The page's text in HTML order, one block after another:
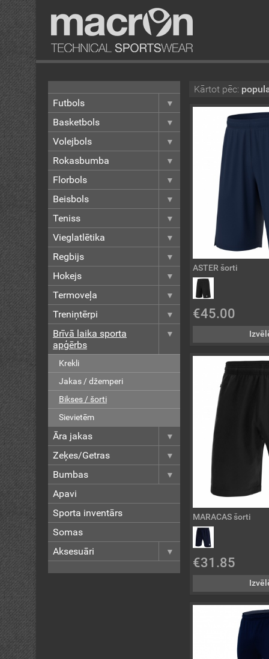
Futbols
Basketbols
Volejbols
Rokasbumba
Florbols
Beisbols
Teniss
Vieglatlētika
Regbijs
Hokejs
Termoveļa
Treniņtērpi
Brīvā laika sporta
apģērbs
Krekli
Jakas / džemperi
Bikses / šorti
Sievietēm
Āra jakas
Zeķes/Getras
Bumbas
Apavi
Sporta inventārs
Somas
Aksesuāri
Kārtot pēc:
ASTER šorti
€45.00
MARACAS šorti
€31.85